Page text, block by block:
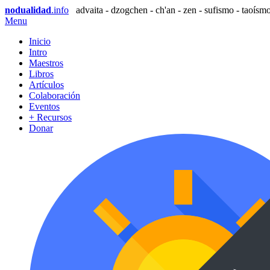
nodualidad.info
advaita - dzogchen - ch'an - zen - sufismo -
Menu
Inicio
Intro
Maestros
Libros
Artículos
Colaboración
Eventos
+ Recursos
Donar